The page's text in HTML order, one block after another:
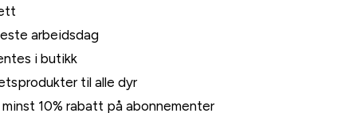
arbeidsdag
i butikk
til alle dyr
10% rabatt på abonnementer